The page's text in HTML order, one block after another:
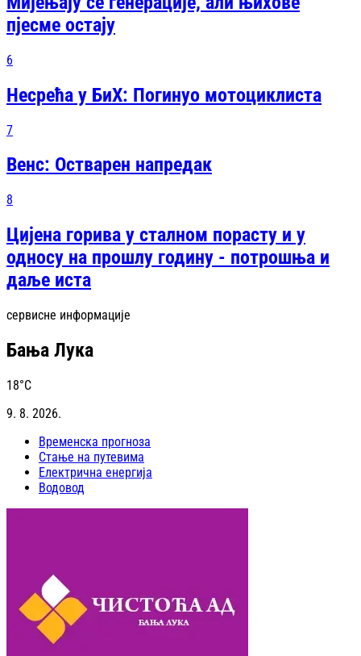
пјесме остају
6
Несрећа у БиХ: Погинуо мотоциклиста
7
Венс: Остварен напредак
8
Цијена горива у сталном порасту и у
односу на прошлу годину - потрошња и
даље иста
сервисне информације
Бања Лука
18°C
9. 8. 2026.
Временска прогноза
Стање на путевима
Електрична енергија
Водовод